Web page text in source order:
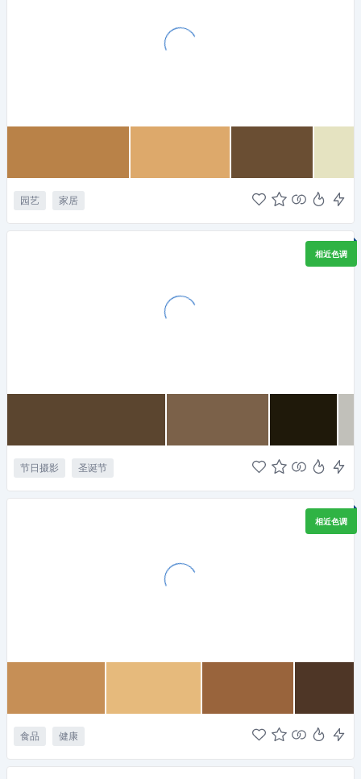
园艺 家居
相近色调
节日摄影 圣诞节
相近色调
食品 健康